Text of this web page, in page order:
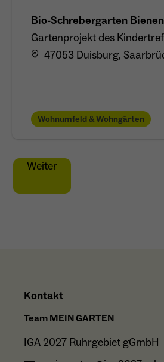
Bio-Schrebergarten
Gartenprojekt des
47053 Duisburg,
Wohnumfeld & Wohngärten
Weiter
Kontakt
Team MEIN GARTEN
IGA 2027 Ruhrgebiet gGmbH